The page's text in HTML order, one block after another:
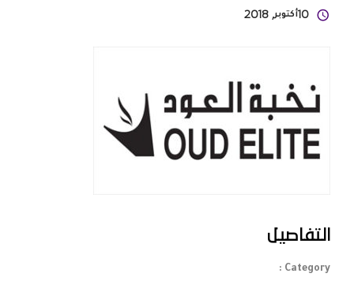
10أكتوبر, 2018
التفاصيل
Category :